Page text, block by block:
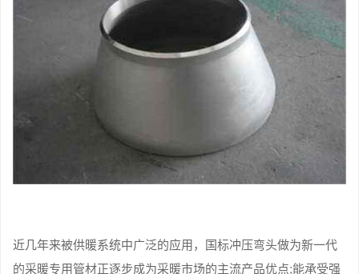
近几年来被供暖系统中广泛的应用，国标冲压弯头做为新一代
的采暖专用管材正逐步成为采暖市场的主流产品优点;能承受强